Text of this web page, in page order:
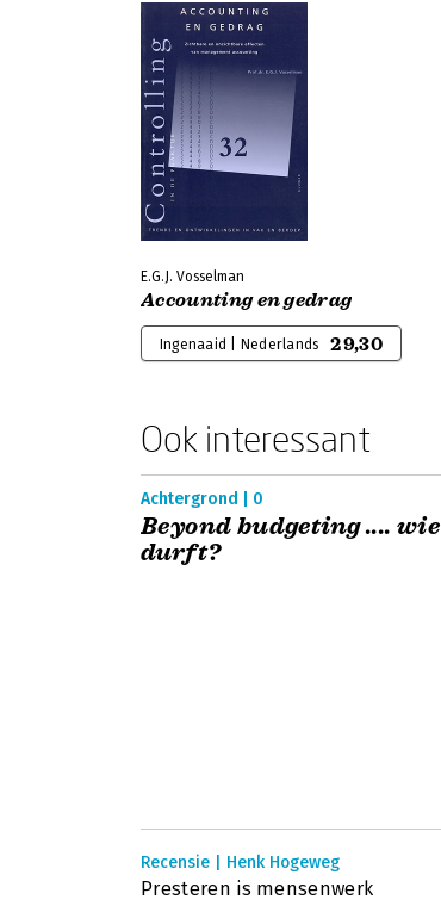
E.G.J. Vosselman
Accounting en gedrag
Ingenaaid | Nederlands 29,30
Ook interessant
Achtergrond | 0
Beyond budgeting .... wie
durft?
Recensie | Henk Hogeweg
Presteren is mensenwerk